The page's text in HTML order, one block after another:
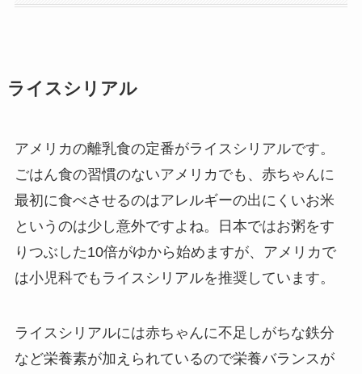
ライスシリアル
アメリカの離乳食の定番がライスシリアルです。
ごはん食の習慣のないアメリカでも、赤ちゃんに
最初に食べさせるのはアレルギーの出にくいお米
というのは少し意外ですよね。日本ではお粥をす
りつぶした10倍がゆから始めますが、アメリカで
は小児科でもライスシリアルを推奨しています。
ライスシリアルには赤ちゃんに不足しがちな鉄分
など栄養素が加えられているので栄養バランスが